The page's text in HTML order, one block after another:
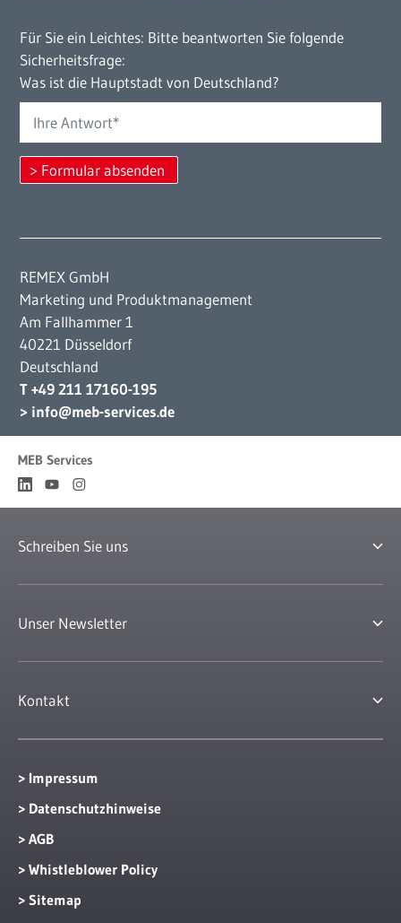
Für Sie ein Leichtes: Bitte beantworten Sie folgende
Sicherheitsfrage:
Was ist die Hauptstadt von Deutschland?
REMEX GmbH
Marketing und Produktmanagement
Am Fallhammer 1
40221 Düsseldorf
Deutschland
T +49 211 17160-195
> info@meb-services.de
MEB Services
> Impressum
> Datenschutzhinweise
> AGB
> Whistleblower Policy
> Sitemap
Schreiben Sie uns
Unser Newsletter
Kontakt